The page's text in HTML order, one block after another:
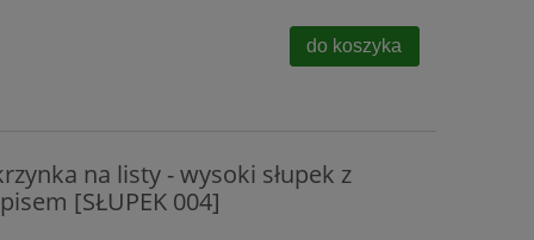
do koszyka
na listy - wysoki słupek z
[SŁUPEK 004]